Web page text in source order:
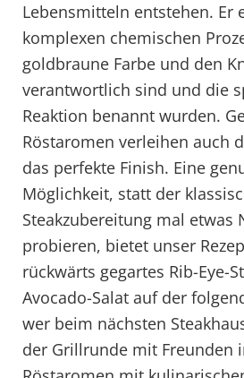
Lebensmitteln entstehen. Er
komplexen chemischen
goldbraune Farbe und den
verantwortlich sind und die
Reaktion benannt wurden.
Röstaromen verleihen auch
das perfekte Finish. Eine
Möglichkeit, statt der
Steakzubereitung mal etwas
probieren, bietet unser
rückwärts gegartes Rib-Eye-
Avocado-Salat auf der
wer beim nächsten
der Grillrunde mit Freunden